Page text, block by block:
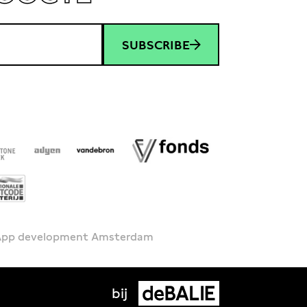
SUBSCRIBE
development Amsterdam
bij